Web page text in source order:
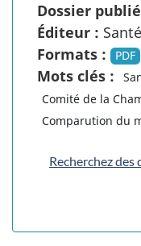
Dossier
Éditeur :
Formats :
PDF
Mots clés :
Comité de la
Comparution du
Recherchez des